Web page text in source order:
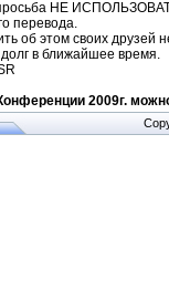
НЕ
перевода.
об этом своих
в ближайшее время.
2009г.